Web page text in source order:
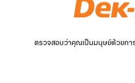
ตรวจสอบว่าคุณเป็นมนุษย์ด้วยกา